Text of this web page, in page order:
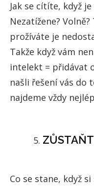
Jak se cítíte, když
Nezatížene?
prožíváte je
Takže když vám
intelekt = přidávat
našli řešení vás do
najdeme vždy
Co se stane, když